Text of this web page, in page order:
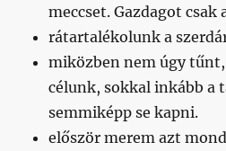
meccset. Gazdagot csak
rátartalékolunk a
miközben nem úgy
célunk, sokkal inkább a
semmiképp se kapni.
először merem azt